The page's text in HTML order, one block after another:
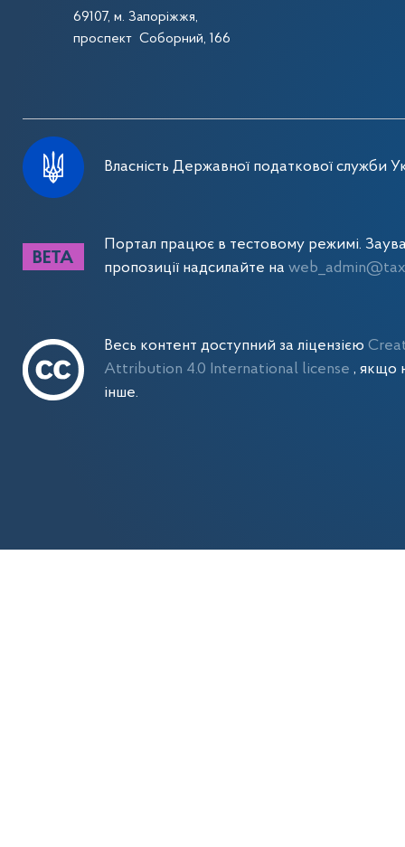
69107, м. Запоріжжя,
проспект Соборний, 166
Власність Державної податкової служби
Портал працює в тестовому режимі.
пропозиції надсилайте на
Весь контент доступний за ліцензією
Attribution 4.0 International license , якщо
інше.